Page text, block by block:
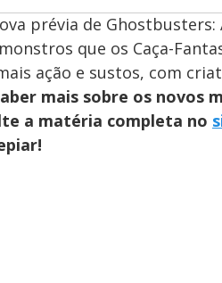
prévia de
que os Caça-
ação e sustos, com
mais sobre os novos
a matéria completa no